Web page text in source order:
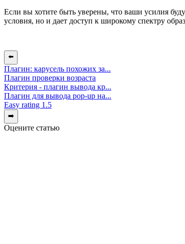
Если вы хотите быть уверены, что ваши усилия
условия, но и дает доступ к широкому спектру
⬅️
Плагин: карусель похожих за...
Плагин проверки возраста
Критерия - плагин вывода кр...
Плагин для вывода pop-up на...
Easy rating 1.5
➡️
Оцените статью